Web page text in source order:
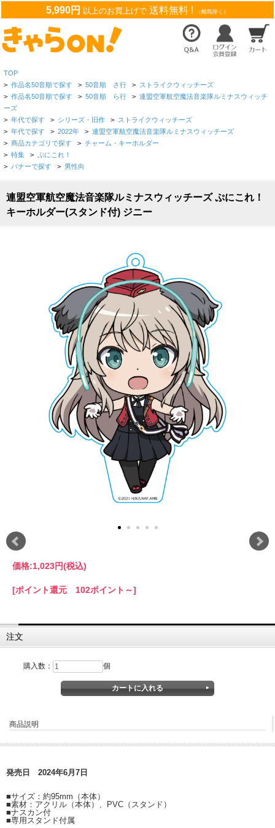
5,990円 以上のお買上げで 送料無料 ! （離島除く）
TOP
> 作品名50音順で探す > 50音順 さ行 > ストライクウィッチーズ
> 作品名50音順で探す > 50音順 ら行 > 連盟空軍航空魔法音楽隊ルミナスウィッチ
ーズ
> 年代で探す > シリーズ・旧作 > ストライクウィッチーズ
> 年代で探す > 2022年 > 連盟空軍航空魔法音楽隊ルミナスウィッチーズ
> 商品カテゴリで探す > チャーム・キーホルダー
> 特集 > ぷにこれ！
> バナーで探す > 男性向
連盟空軍航空魔法音楽隊ルミナスウィッチーズ ぷにこれ！
キーホルダー(スタンド付) ジニー
価格:1,023円(税込)
[ポイント還元 102ポイント～]
注文
購入数： 個
商品説明
発売日 2024年6月7日
■サイズ：約95mm（本体）
■素材：アクリル（本体）、PVC（スタンド）
■ナスカン付
■専用スタンド付属